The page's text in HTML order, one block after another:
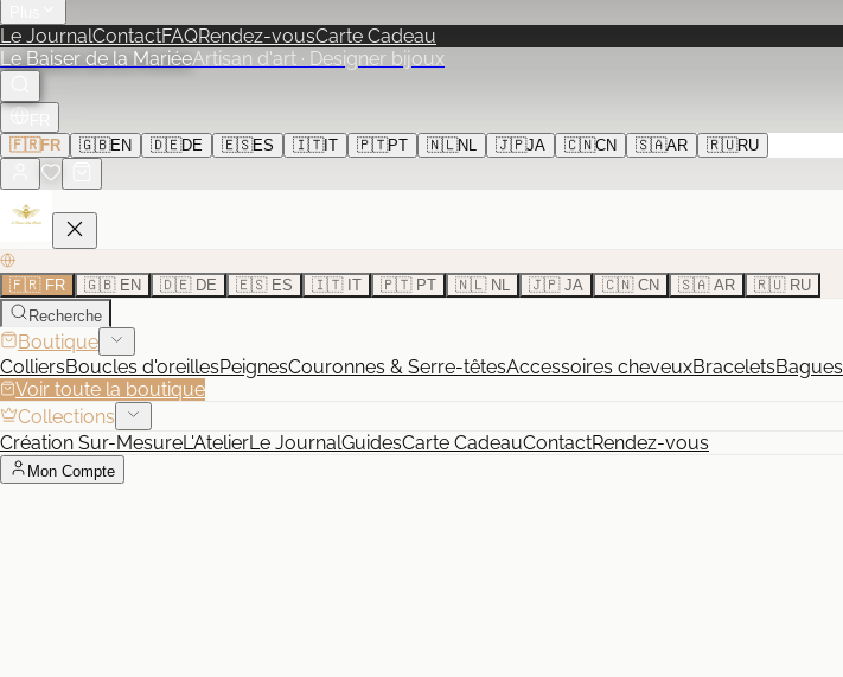
Le JournalContactFAQRendez-vousCarte Cadeau
Le Baiser de la MariéeArtisan d'art · Designer bijoux
🇫🇷 FR 🇬🇧EN 🇩🇪DE 🇪🇸ES 🇮🇹IT 🇵🇹PT 🇳🇱NL 🇯🇵JA 🇨🇳CN 🇸🇦AR 🇷🇺RU
🇫🇷 FR 🇬🇧 EN 🇩🇪 DE 🇪🇸 ES 🇮🇹 IT 🇵🇹 PT 🇳🇱 NL 🇯🇵 JA 🇨🇳 CN 🇸🇦 AR
🇷🇺 RU
Recherche
Boutique
ColliersBoucles d'oreillesPeignesCouronnes & Serre-têtesAccessoires cheveuxBraceletsBagues
Voir toute la boutique
Collections
Création Sur-MesureL'AtelierLe JournalGuidesCarte CadeauContactRendez-vous
Mon Compte